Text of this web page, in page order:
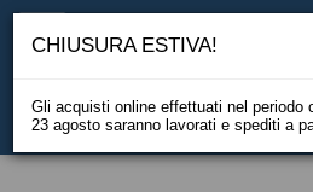
CHIUSURA ESTIVA!
Gli acquisti online effettuati nel periodo
23 agosto saranno lavorati e spediti a